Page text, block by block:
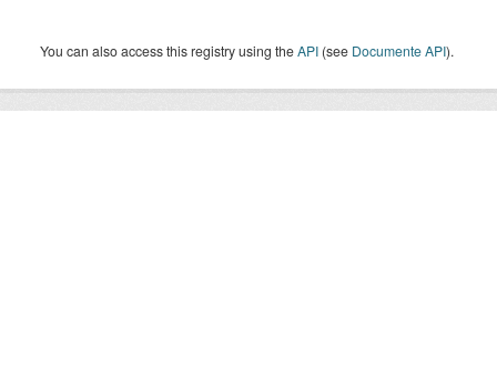
You can also access this registry using theAPI (see Documente API).